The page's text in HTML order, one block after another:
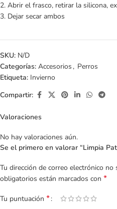
2. Abrir el frasco, retirar la silicona,
3. Dejar secar ambos
SKU: N/D
Categorías: Accesorios , Perros
Etiqueta: Invierno
Compartir:
Valoraciones
No hay valoraciones aún.
Se el primero en valorar “Limpia
Tu dirección de correo electrónico no
obligatorios están marcados con *
Tu puntuación *